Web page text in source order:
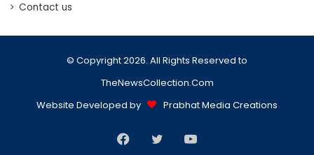
Contact us
© Copyright 2026. All Rights Reserved to
TheNewsCollection.Com
Website Developed by
Prabhat Media Creations
Facebook
TwitterYouTube